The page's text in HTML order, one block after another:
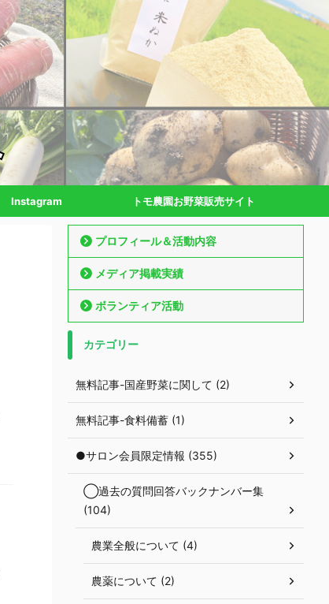
Instagram トモ農園お野菜販売サイト
プロフィール＆活動内容
メディア掲載実績
ボランティア活動
カテゴリー
無料記事-国産野菜に関して (2)
無料記事-食料備蓄 (1)
●サロン会員限定情報 (355)
◯過去の質問回答バックナンバー集
(104)
農業全般について (4)
農薬について (2)